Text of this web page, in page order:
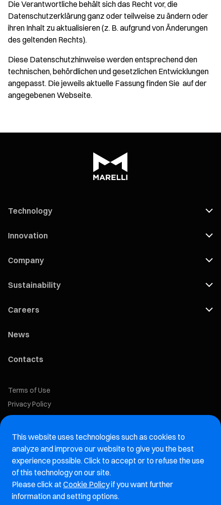
Die Verantwortliche behält sich das Recht vor, die
Datenschutzerklärung ganz oder teilweise zu ändern oder
ihren Inhalt zu aktualisieren (z. B. aufgrund von Änderungen
des geltenden Rechts).
Diese Datenschutzhinweise werden entsprechend den
technischen, behördlichen und gesetzlichen Entwicklungen
angepasst. Die jeweils aktuelle Fassung finden Sie auf der
angegebenen Webseite.
Technology
Innovation
Company
Sustainability
Careers
News
Contacts
Terms of Use
Privacy Policy
Cookie Policy
Marelli Recruiting Portal
Aftermarket website
Marelli Integrity Hotline website
This website uses technologies such as cookies to
analyze and improve our website to give you the best
experience possible. Click to accept or to refuse the use
of this technology on our site.
Please click at Cookie Policyif you want further
information and setting options.